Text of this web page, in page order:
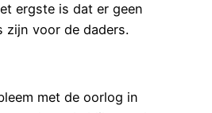
ergste is dat er geen
zijn voor de daders.
met de oorlog in